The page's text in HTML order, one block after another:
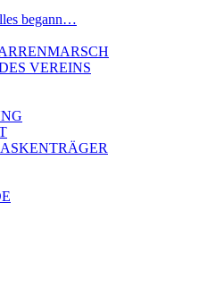
begann…
VEREINS